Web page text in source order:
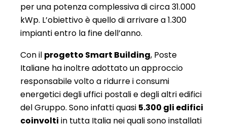
per una potenza complessiva di circa 31.000
kWp. L’obiettivo è quello di arrivare a 1.300
impianti entro la fine dell’anno.
Con il progetto Smart Building, Poste
Italiane ha inoltre adottato un approccio
responsabile volto a ridurre i consumi
energetici degli uffici postali e degli altri edifici
del Gruppo. Sono infatti quasi 5.300 gli edifici
coinvolti in tutta Italia nei quali sono installati